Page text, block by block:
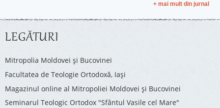
+ mai mult din jurnal
LEGĂTURI
Mitropolia Moldovei și Bucovinei
Facultatea de Teologie Ortodoxă, Iaşi
Magazinul online al Mitropoliei Moldovei și Bucovinei
Seminarul Teologic Ortodox "Sfântul Vasile cel Mare"